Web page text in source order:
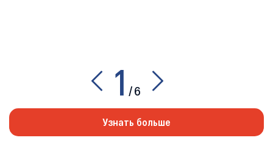
1 /6
Узнать больше